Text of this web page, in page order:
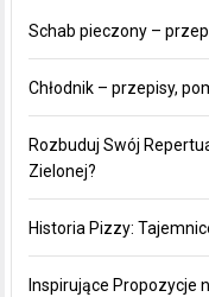
Schab pieczony –
Chłodnik – przepisy,
Rozbuduj Swój
Zielonej?
Historia Pizzy:
Inspirujące Propozycje